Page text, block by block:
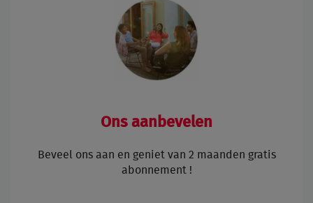
Ons aanbevelen
Beveel ons aan en geniet van 2 maanden gratis
abonnement !